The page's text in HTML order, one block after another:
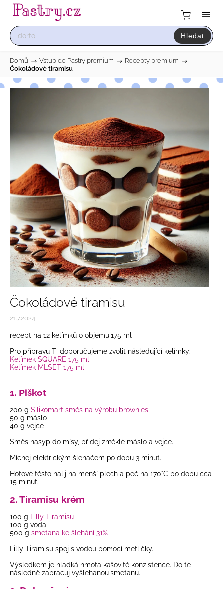
Hledat
Domů / Vstup do Pastry premium / Recepty premium /
Čokoládové tiramisu
Čokoládové tiramisu
21.7.2024
recept na 12 kelímků o objemu 175 ml
Pro přípravu Ti doporučujeme zvolit následující kelímky:
Kelímek SQUARE 175 ml
Kelímek MLSET 175 ml
1. Piškot
200 g Silikomart směs na výrobu brownies
50 g máslo
40 g vejce
Směs nasyp do mísy, přidej změklé máslo a vejce.
Míchej elektrickým šlehačem po dobu 3 minut.
Hotové těsto nalij na menší plech a peč na 170°C po dobu cca
15 minut.
2. Tiramisu krém
100 g
Lilly Tiramisu
100 g voda
500 g smetana ke šlehání 31%
Lilly Tiramisu spoj s vodou pomocí metličky.
Výsledkem je hladká hmota kašovité konzistence. Do té
následně zapracuj vyšlehanou smetanu.